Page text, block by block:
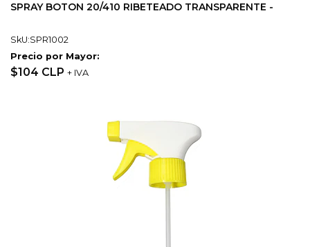
SPRAY BOTON 20/410 RIBETEADO TRANSPARENTE -
SkU:SPR1002
Precio por Mayor:
$104 CLP + IVA